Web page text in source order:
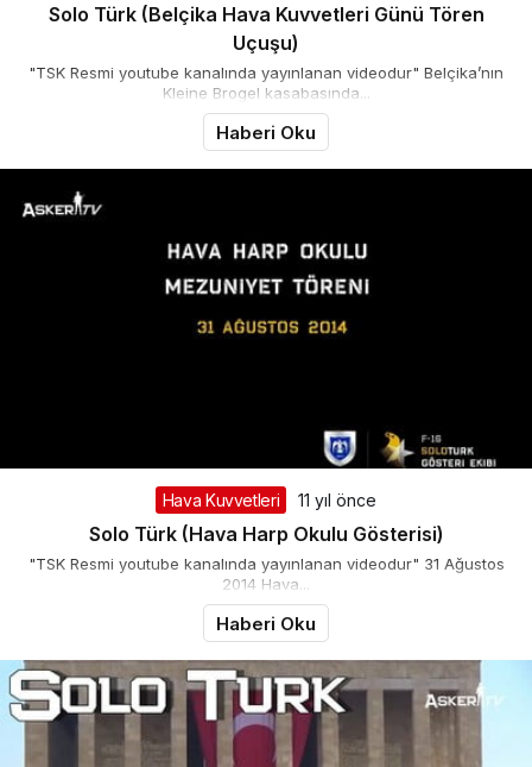
Solo Türk (Belçika Hava Kuvvetleri Günü Tören
Uçuşu)
"TSK Resmi youtube kanalında yayınlanan videodur" Belçika’nın
Kleine Brogel kasabasında...
Haberi Oku
Hava Kuvvetleri 11 yıl önce
Solo Türk (Hava Harp Okulu Gösterisi)
"TSK Resmi youtube kanalında yayınlanan videodur" 31 Ağustos
2014 Hava...
Haberi Oku